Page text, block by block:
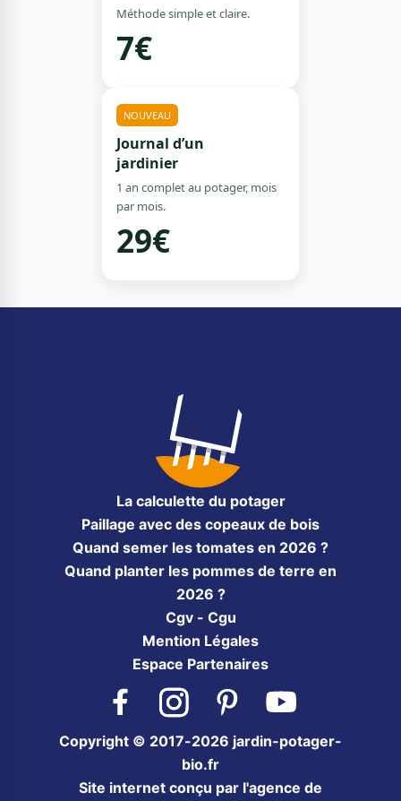
Méthode simple et claire.
7€
NOUVEAU
Journal d’un
jardinier
1 an complet au potager, mois
par mois.
29€
La calculette du potager
Paillage avec des copeaux de bois
Quand semer les tomates en 2026 ?
Quand planter les pommes de terre en
2026 ?
Cgv - Cgu
Mention Légales
Espace Partenaires
Facebook InstagramPinterest YouTube
Copyright © 2017-2026 jardin-potager-
bio.fr
Site internet conçu par l'agence de